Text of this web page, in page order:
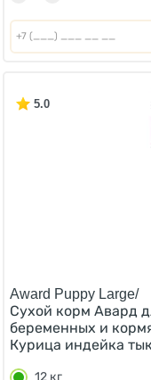
5.0
Award Puppy Large/
Сухой корм Авард
беременных и
Курица индейка
12 кг